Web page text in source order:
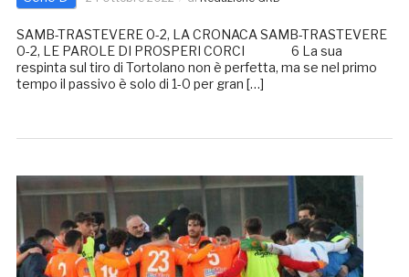
SAMB-TRASTEVERE 0-2, LA CRONACA SAMB-TRASTEVERE
0-2, LE PAROLE DI PROSPERI CORCI 6 La sua
respinta sul tiro di Tortolano non è perfetta, ma se nel primo
tempo il passivo è solo di 1-0 per gran […]